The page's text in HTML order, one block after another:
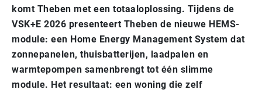
komt Theben met een totaaloplossing. Tijdens de
VSK+E 2026 presenteert Theben de nieuwe HEMS-
module: een Home Energy Management System dat
zonnepanelen, thuisbatterijen, laadpalen en
warmtepompen samenbrengt tot één slimme
module. Het resultaat: een woning die zelf